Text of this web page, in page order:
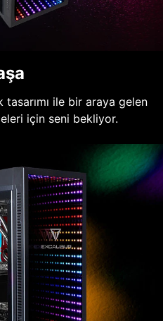
tasarımı ile bir araya gelen
için seni bekliyor.